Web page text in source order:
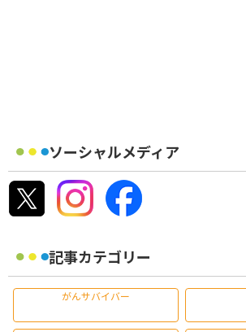
ソーシャルメディア
記事カテゴリー
がんサバイバー